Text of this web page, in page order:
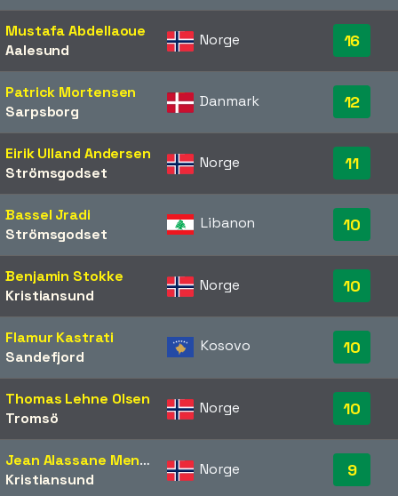
Mustafa Abdellaoue
Aalesund
Norge 16
Patrick Mortensen
Sarpsborg
Danmark 12
Eirik Ulland Andersen
Strömsgodset
Norge 11
Bassel Jradi
Strömsgodset
Libanon 10
Benjamin Stokke
Kristiansund
Norge 10
Flamur Kastrati
Sandefjord
Kosovo 10
Thomas Lehne Olsen
Tromsö
Norge 10
Jean Alassane Mendy
Kristiansund
Norge 9